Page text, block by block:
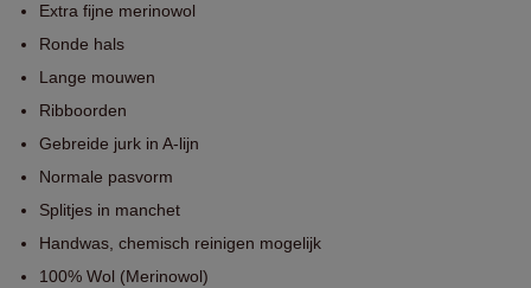
Extra fijne merinowol
Ronde hals
Lange mouwen
Ribboorden
Gebreide jurk in A-lijn
Normale pasvorm
Splitjes in manchet
Handwas, chemisch reinigen mogelijk
100% Wol (Merinowol)